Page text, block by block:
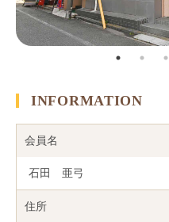
INFORMATION
会員名
石田 亜弓
住所